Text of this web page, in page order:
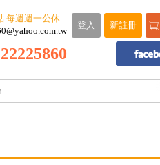
新註冊
登入
.每週週一公休